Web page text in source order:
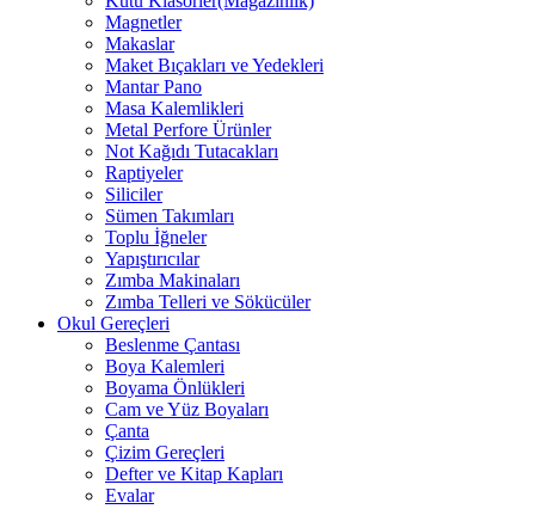
Magnetler
Makaslar
Maket Bıçakları ve Yedekleri
Mantar Pano
Masa Kalemlikleri
Metal Perfore Ürünler
Not Kağıdı Tutacakları
Raptiyeler
Siliciler
Sümen Takımları
Toplu İğneler
Yapıştırıcılar
Zımba Makinaları
Zımba Telleri ve Sökücüler
Okul Gereçleri
Beslenme Çantası
Boya Kalemleri
Boyama Önlükleri
Cam ve Yüz Boyaları
Çanta
Çizim Gereçleri
Defter ve Kitap Kapları
Evalar